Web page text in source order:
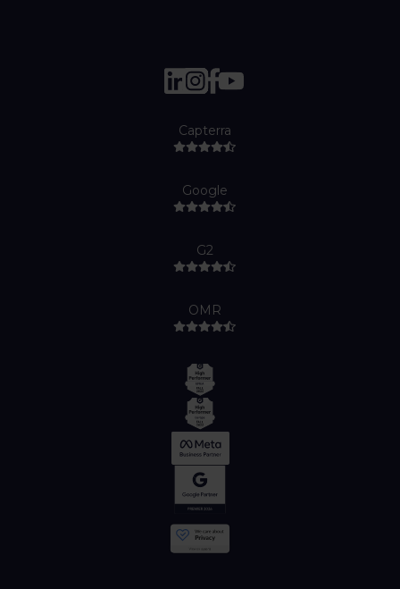
Capterra
Google
G2
OMR